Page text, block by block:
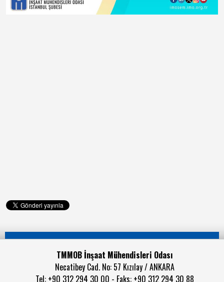
TMMOB İnşaat Mühendisleri Odası
Necatibey Cad. No: 57 Kızılay / ANKARA
Tel: +90 312 294 30 00 - Faks: +90 312 294 30 88